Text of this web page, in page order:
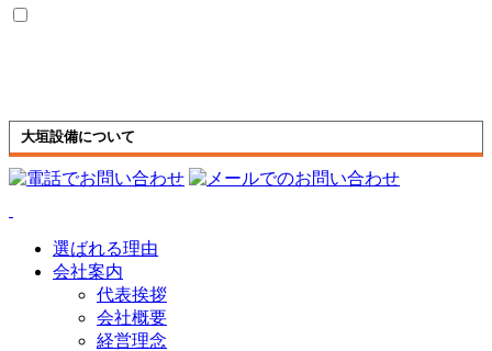
大垣設備について
選ばれる理由
会社案内
代表挨拶
会社概要
経営理念